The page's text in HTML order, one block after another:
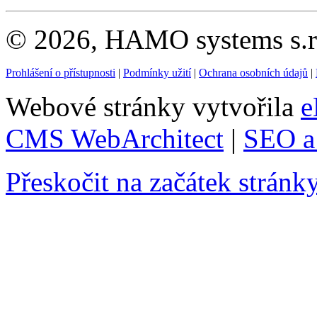
© 2026, HAMO systems
Prohlášení o přístupnosti | Podmínky užití| Ochrana osobních údajů |
Webové stránky vytvořila
CMS WebArchitect | SEO
Přeskočit na začátek